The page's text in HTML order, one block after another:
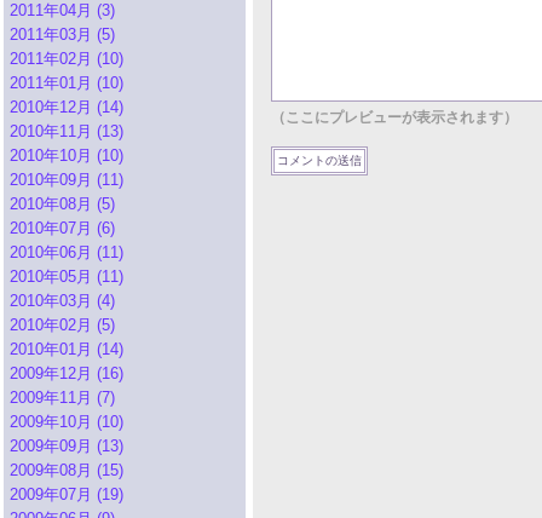
2011年04月 (3)
2011年03月 (5)
2011年02月 (10)
2011年01月 (10)
2010年12月 (14)
2010年11月 (13)
2010年10月 (10)
2010年09月 (11)
2010年08月 (5)
2010年07月 (6)
2010年06月 (11)
2010年05月 (11)
2010年03月 (4)
2010年02月 (5)
2010年01月 (14)
2009年12月 (16)
2009年11月 (7)
2009年10月 (10)
2009年09月 (13)
2009年08月 (15)
2009年07月 (19)
（ここにプレビューが表示されます）